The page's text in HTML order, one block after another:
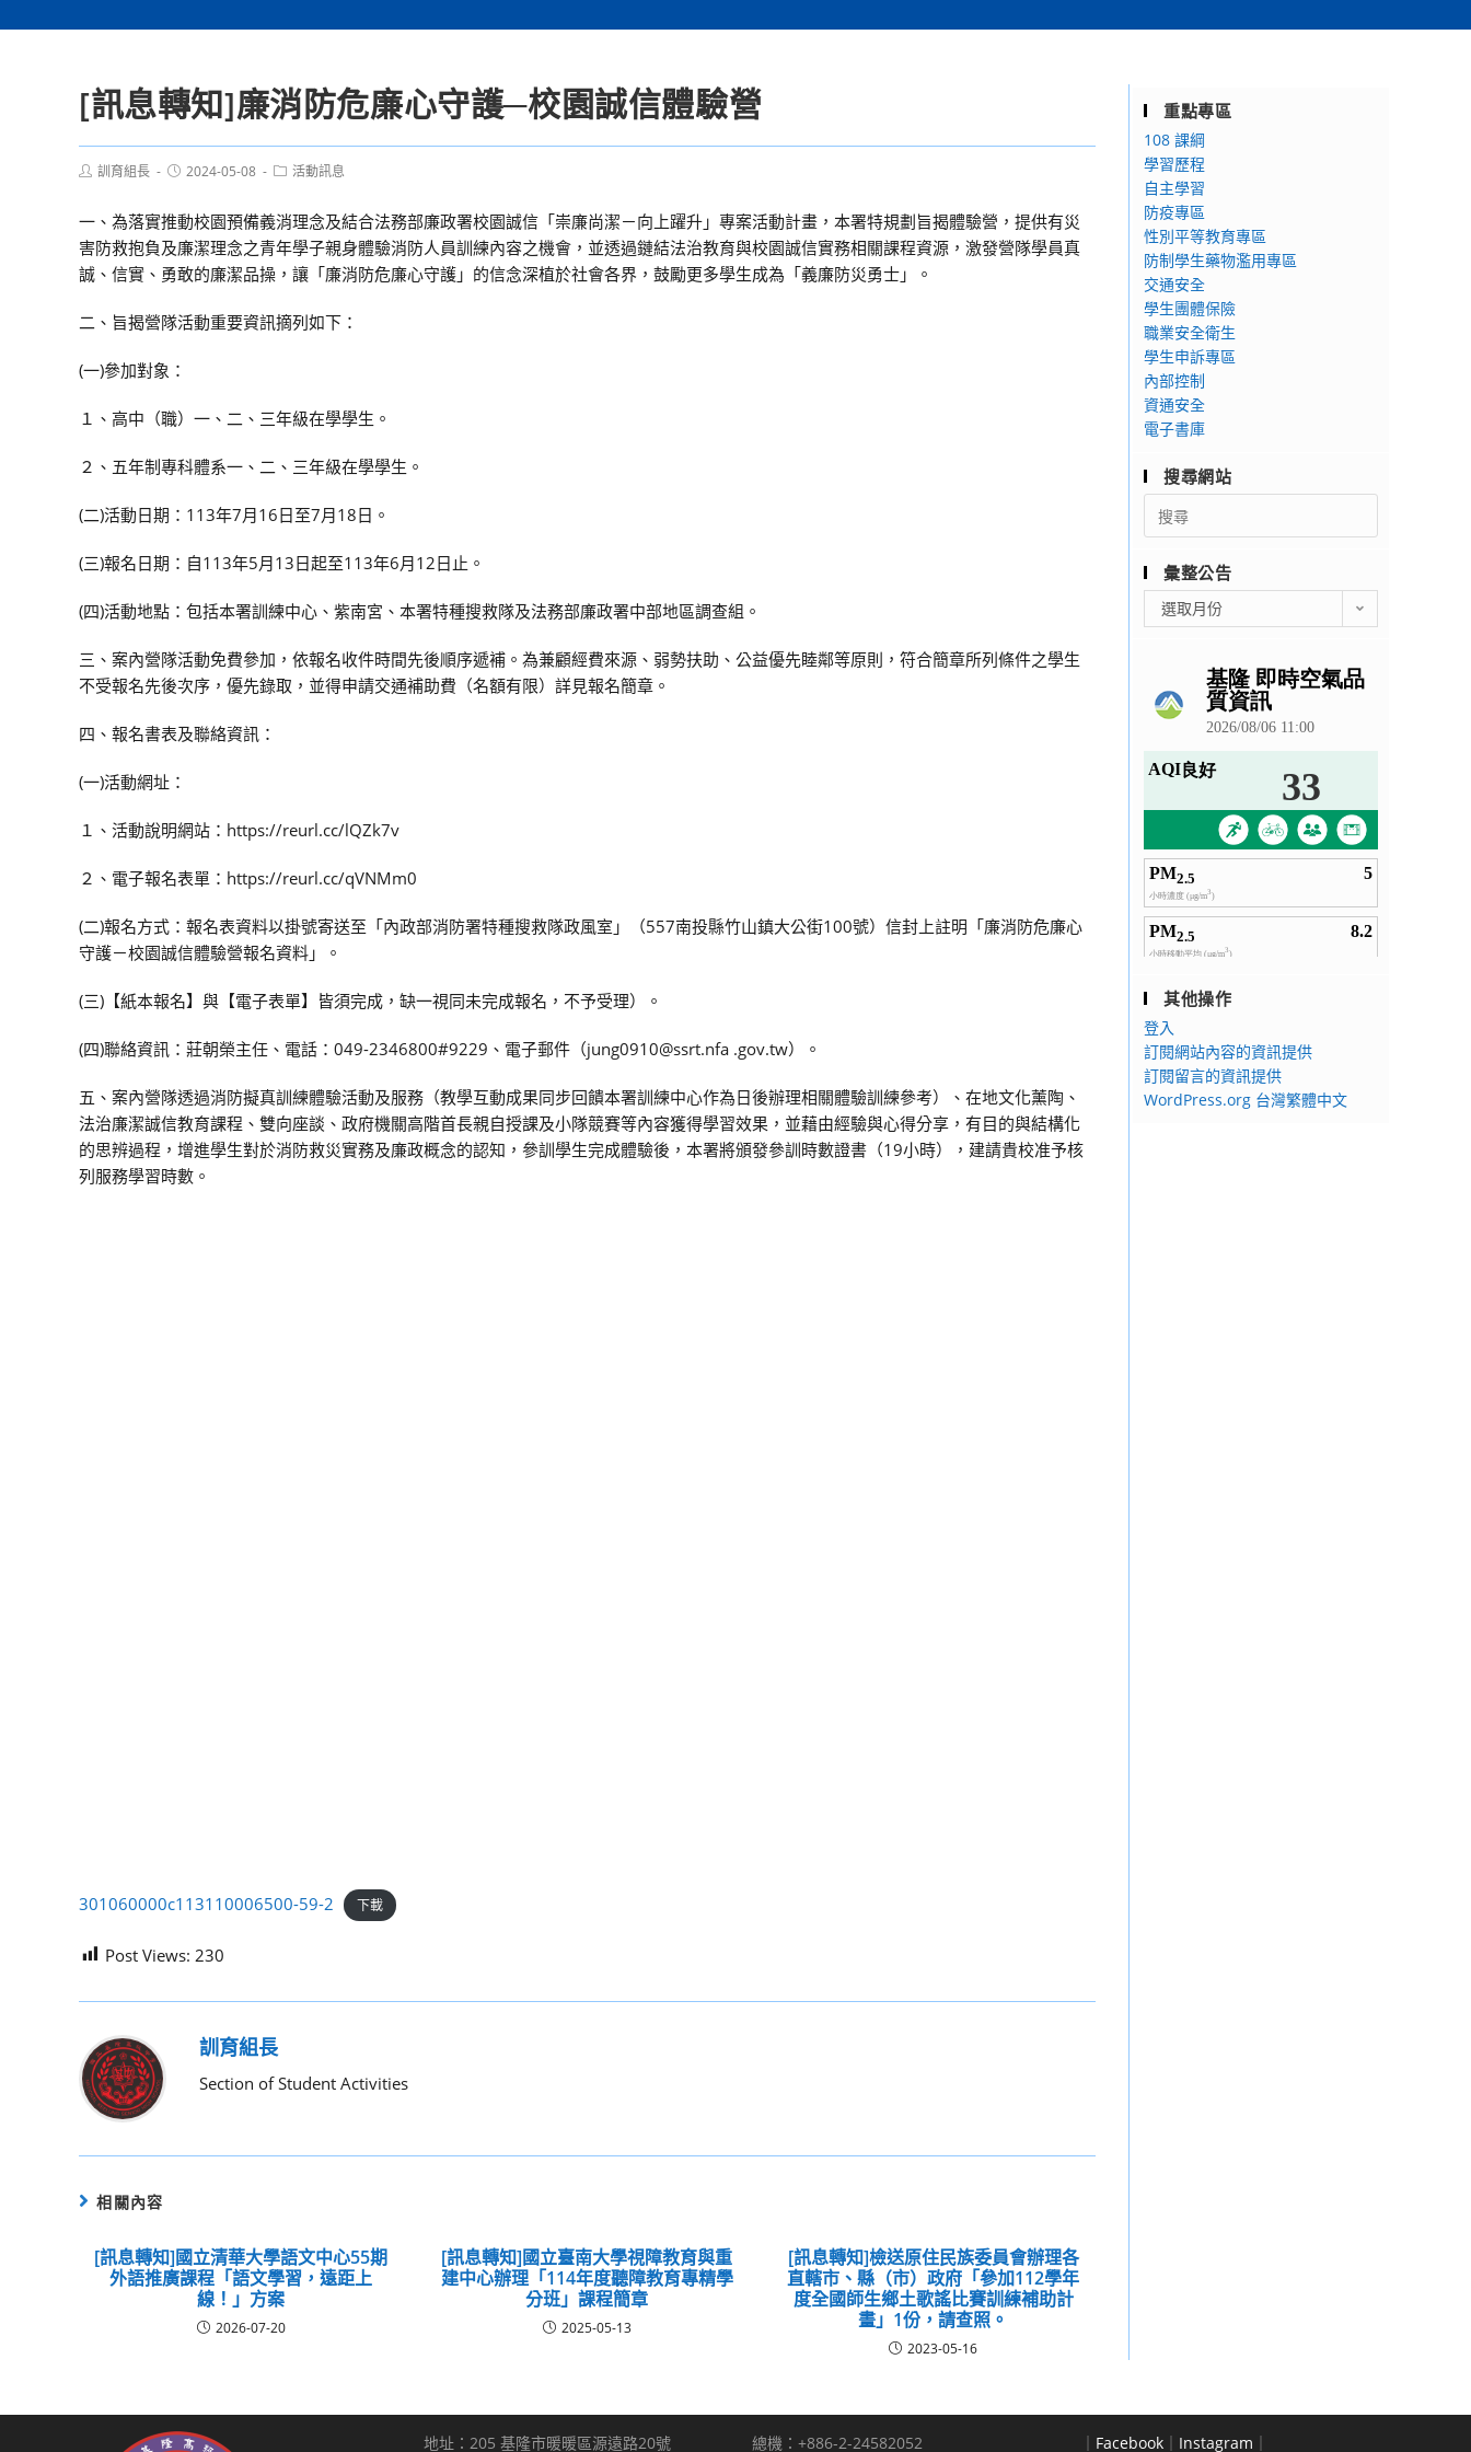
[訊息轉知]廉消防危廉心守護─校園誠信體驗營
Post訓育組長
Post2024-05-08
Post活動訊息
一、為落實推動校園預備義消理念及結合法務部廉政署校園誠信「崇廉尚潔－向上躍升」專案活動計畫，本署特規劃旨揭體驗營，提供有災
害防救抱負及廉潔理念之青年學子親身體驗消防人員訓練內容之機會，並透過鏈結法治教育與校園誠信實務相關課程資源，激發營隊學員真
誠、信實、勇敢的廉潔品操，讓「廉消防危廉心守護」的信念深植於社會各界，鼓勵更多學生成為「義廉防災勇士」。
二、旨揭營隊活動重要資訊摘列如下：
(一)參加對象：
１、高中（職）一、二、三年級在學學生。
２、五年制專科體系一、二、三年級在學學生。
(二)活動日期：113年7月16日至7月18日。
(三)報名日期：自113年5月13日起至113年6月12日止。
(四)活動地點：包括本署訓練中心、紫南宮、本署特種搜救隊及法務部廉政署中部地區調查組。
三、案內營隊活動免費參加，依報名收件時間先後順序遞補。為兼顧經費來源、弱勢扶助、公益優先睦鄰等原則，符合簡章所列條件之學生
不受報名先後次序，優先錄取，並得申請交通補助費（名額有限）詳見報名簡章。
四、報名書表及聯絡資訊：
(一)活動網址：
１、活動說明網站：https://reurl.cc/lQZk7v
２、電子報名表單：https://reurl.cc/qVNMm0
(二)報名方式：報名表資料以掛號寄送至「內政部消防署特種搜救隊政風室」（557南投縣竹山鎮大公街100號）信封上註明「廉消防危廉心
守護－校園誠信體驗營報名資料」。
(三)【紙本報名】與【電子表單】皆須完成，缺一視同未完成報名，不予受理）。
(四)聯絡資訊：莊朝榮主任、電話：049-2346800#9229、電子郵件（jung0910@ssrt.nfa .gov.tw）。
五、案內營隊透過消防擬真訓練體驗活動及服務（教學互動成果同步回饋本署訓練中心作為日後辦理相關體驗訓練參考）、在地文化薰陶、
法治廉潔誠信教育課程、雙向座談、政府機關高階首長親自授課及小隊競賽等內容獲得學習效果，並藉由經驗與心得分享，有目的與結構化
的思辨過程，增進學生對於消防救災實務及廉政概念的認知，參訓學生完成體驗後，本署將頒發參訓時數證書（19小時），建請貴校准予核
列服務學習時數。
301060000c113110006500-59-2 下載
Post Views: 230
訓育組長
Section of Student Activities
相關內容
[訊息轉知]國立清華大學語文中心55期
外語推廣課程「語文學習，遠距上
線！」方案
2026-07-20
[訊息轉知]國立臺南大學視障教育與重
建中心辦理「114年度聽障教育專精學
分班」課程簡章
2025-05-13
[訊息轉知]檢送原住民族委員會辦理各
直轄市、縣（市）政府「參加112學年
度全國師生鄉土歌謠比賽訓練補助計
畫」1份，請查照。
2023-05-16
重點專區
108 課綱
學習歷程
自主學習
防疫專區
性別平等教育專區
防制學生藥物濫用專區
交通安全
學生團體保險
職業安全衛生
學生申訴專區
內部控制
資通安全
電子書庫
搜尋網站
Search
for:
彙整公告
整
選取月份
其他操作
登入
訂閱網站內容的資訊提供
訂閱留言的資訊提供
WordPress.org 台灣繁體中文
地址：205 基隆市暖暖區源遠路20號 總機：+886-2-24582052 ｜ Facebook ｜ Instagram ｜